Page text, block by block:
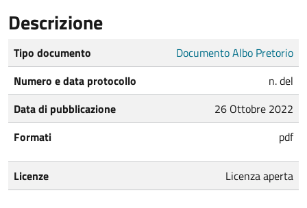
Descrizione
Tipo documento
Documento Albo Pretorio
Numero e data protocollo
n. del
Data di pubblicazione
26 Ottobre 2022
Formati
pdf
Licenze Licenza aperta